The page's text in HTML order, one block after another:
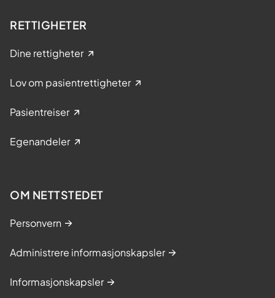
RETTIGHETER
Dine rettigheter
Lov om pasientrettigheter
Pasientreiser
Egenandeler
OM NETTSTEDET
Personvern
Administrere informasjonskapsler
Informasjonskapsler